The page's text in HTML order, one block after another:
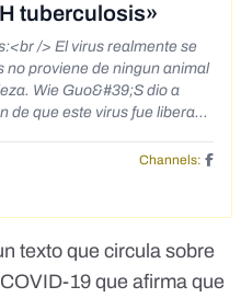
tuberculosis»
/> El virus realmente se
no proviene de ningun animal
Wie Guo&#39;S dio a
de que este virus fue liberado
SAR COV-2.0 fue
por Yoshihiro
este contiene 4
modificaciones y que
que dan la
1&deg; inserci&oacute;n es
(de ah&iacute; el
Channels:
texto que circula sobre
19 que afirma que